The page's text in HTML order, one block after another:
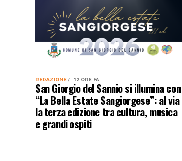
REDAZIONE 12 ORE FA
San Giorgio del Sannio si illumina con
“La Bella Estate Sangiorgese”: al via
la terza edizione tra cultura, musica
e grandi ospiti